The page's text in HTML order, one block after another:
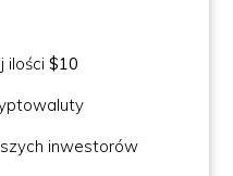
ilości$10
inwestorów